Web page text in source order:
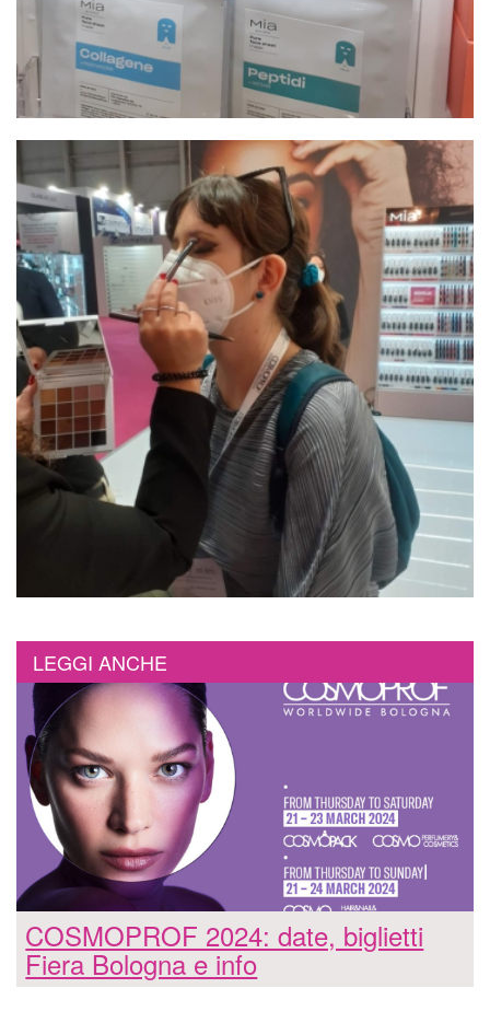
LEGGI ANCHE
COSMOPROF 2024: date, biglietti
Fiera Bologna e info